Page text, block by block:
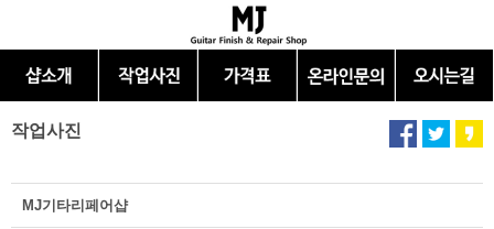
작업사진
MJ기타리페어샵